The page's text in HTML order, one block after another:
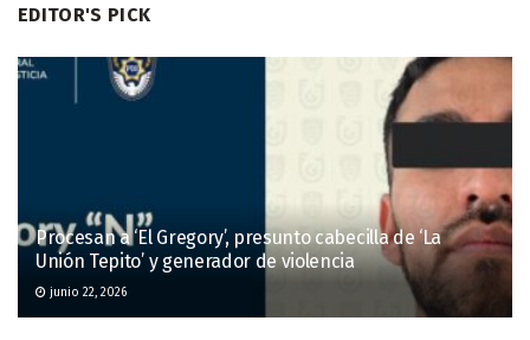
EDITOR'S PICK
Procesan a ‘El Gregory’, presunto cabecilla de ‘La
Unión Tepito’ y generador de violencia
junio 22, 2026